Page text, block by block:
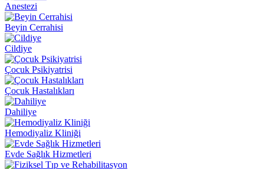
Anestezi
Beyin Cerrahisi
Cildiye
Çocuk Psikiyatrisi
Çocuk Hastalıkları
Dahiliye
Hemodiyaliz Kliniği
Evde Sağlık Hizmetleri